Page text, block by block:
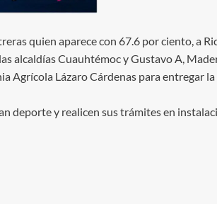
quien aparece con 67.6 por ciento, a
alcaldías Cuauhtémoc y Gustavo A,
Agrícola Lázaro Cárdenas para entregar
deporte y realicen sus trámites en